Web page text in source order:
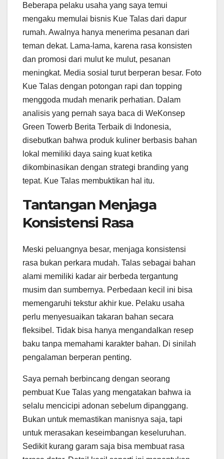
Beberapa pelaku usaha yang saya temui
mengaku memulai bisnis Kue Talas dari dapur
rumah. Awalnya hanya menerima pesanan dari
teman dekat. Lama-lama, karena rasa konsisten
dan promosi dari mulut ke mulut, pesanan
meningkat. Media sosial turut berperan besar. Foto
Kue Talas dengan potongan rapi dan topping
menggoda mudah menarik perhatian. Dalam
analisis yang pernah saya baca di WeKonsep
Green Towerb Berita Terbaik di Indonesia,
disebutkan bahwa produk kuliner berbasis bahan
lokal memiliki daya saing kuat ketika
dikombinasikan dengan strategi branding yang
tepat. Kue Talas membuktikan hal itu.
Tantangan Menjaga
Konsistensi Rasa
Meski peluangnya besar, menjaga konsistensi
rasa bukan perkara mudah. Talas sebagai bahan
alami memiliki kadar air berbeda tergantung
musim dan sumbernya. Perbedaan kecil ini bisa
memengaruhi tekstur akhir kue. Pelaku usaha
perlu menyesuaikan takaran bahan secara
fleksibel. Tidak bisa hanya mengandalkan resep
baku tanpa memahami karakter bahan. Di sinilah
pengalaman berperan penting.
Saya pernah berbincang dengan seorang
pembuat Kue Talas yang mengatakan bahwa ia
selalu mencicipi adonan sebelum dipanggang.
Bukan untuk memastikan manisnya saja, tapi
untuk merasakan keseimbangan keseluruhan.
Sedikit kurang garam saja bisa membuat rasa